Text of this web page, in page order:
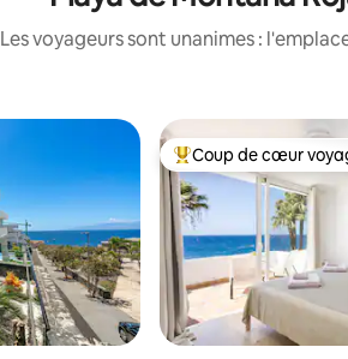
Les voyageurs sont unanimes :
Coup de cœur
Coup de cœur